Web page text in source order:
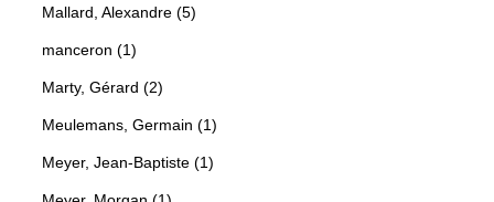
Mallard, Alexandre (5)
manceron (1)
Marty, Gérard (2)
Meulemans, Germain (1)
Meyer, Jean-Baptiste (1)